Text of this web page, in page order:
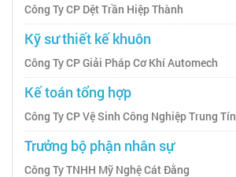
Công Ty CP Dệt Trần Hiệp Thành
Kỹ sư thiết kế khuôn
Công Ty CP Giải Pháp Cơ Khí Automech
Kế toán tổng hợp
Công Ty CP Vệ Sinh Công Nghiệp Trung Tín
Trưởng bộ phận nhân sự
Công Ty TNHH Mỹ Nghệ Cát Đằng